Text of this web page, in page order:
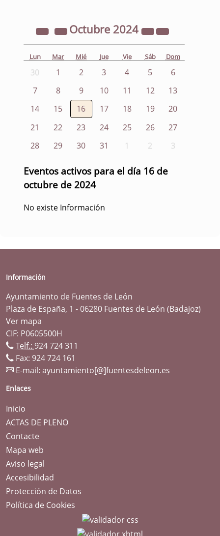
Octubre 2024
Lun Mar Mié Jue Vie Sáb Dom
30 1 2 3 4 5
6
7
8 9 10 11 12
13
14
15 16 17 18 19
20
21
22 23 24 25 26
27
28
29 30 31 1 2 3
Eventos activos para el día 16 de
octubre de 2024
No existe Información
Información
Ayuntamiento de Fuentes de León
Plaza de España, 1 - 06280 Fuentes de León (Badajoz)
Ver mapa
CIF: P0605500H
Telf.: 924 724 311
Fax: 924 724 161
E-mail: ayuntamiento[@]fuentesdeleon.es
Enlaces
Inicio
ACTAS DE PLENO
Contacte
Mapa web
Aviso legal
Accesibilidad
Protección de Datos
Política de Cookies